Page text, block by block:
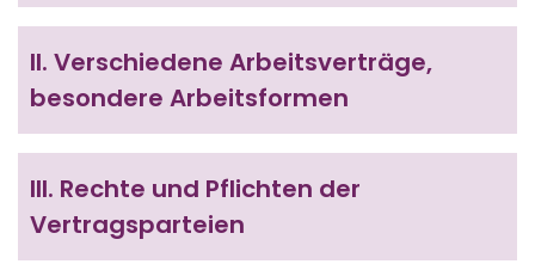
II. Verschiedene Arbeitsverträge,
besondere Arbeitsformen
III. Rechte und Pflichten der
Vertragsparteien